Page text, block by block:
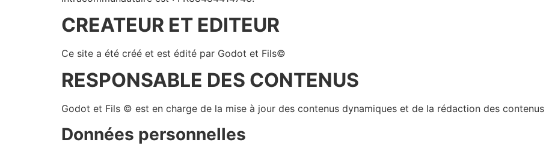
CREATEUR ET EDITEUR
Ce site a été créé et est édité par Godot et Fils©
RESPONSABLE DES CONTENUS
Godot et Fils © est en charge de la mise à jour des contenus dynamiques et de la rédaction des
Données personnelles